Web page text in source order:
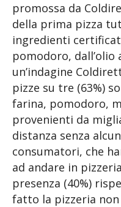
promossa da
della prima pizza
ingredienti
pomodoro, dall’olio
un’indagine
pizze su tre (63%)
farina, pomodoro,
provenienti da
distanza senza
consumatori, che
ad andare in
presenza (40%)
fatto la pizzeria